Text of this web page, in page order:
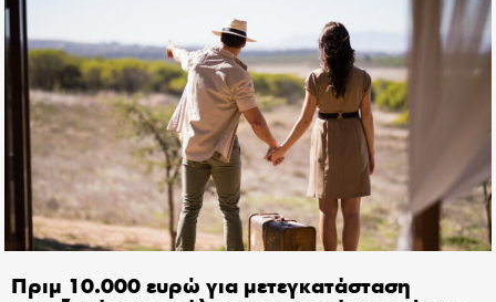
Πριμ 10.000 ευρώ για μετεγκατάσταση